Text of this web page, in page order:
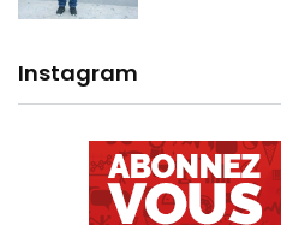
Instagram